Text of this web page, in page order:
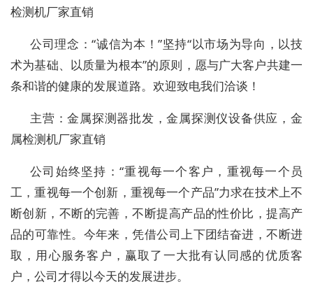
检测机厂家直销
公司理念：“诚信为本！”坚持“以市场为导向，以技
术为基础、以质量为根本”的原则，愿与广大客户共建一
条和谐的健康的发展道路。欢迎致电我们洽谈！
主营：金属探测器批发，金属探测仪设备供应，金
属检测机厂家直销
公司始终坚持：“重视每一个客户，重视每一个员
工，重视每一个创新，重视每一个产品”力求在技术上不
断创新，不断的完善，不断提高产品的性价比，提高产
品的可靠性。今年来，凭借公司上下团结奋进，不断进
取，用心服务客户，赢取了一大批有认同感的优质客
户，公司才得以今天的发展进步。